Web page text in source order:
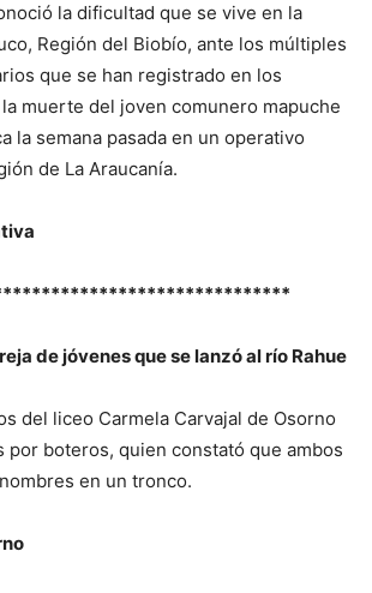
la dificultad que se vive en la
Región del Biobío, ante los múltiples
que se han registrado en los
muerte del joven comunero mapuche
la semana pasada en un operativo
de La Araucanía.
de jóvenes que se lanzó al río Rahue
del liceo Carmela Carvajal de Osorno
por boteros, quien constató que ambos
en un tronco.